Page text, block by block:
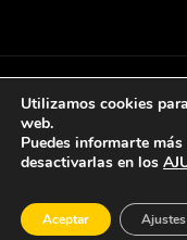
© 2025
Privacidad |Política
Utilizamos cookies
web.
Puedes informarte
desactivarlas en los
Aceptar Ajustes